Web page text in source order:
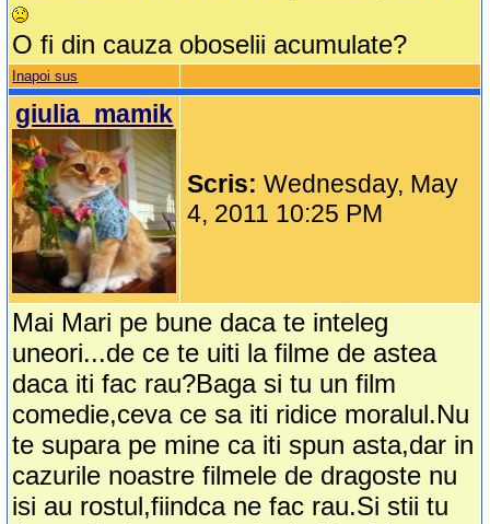
O fi din cauza oboselii acumulate?
Inapoi sus
giulia_mamik
Scris:Wednesday, May
4, 2011 10:25 PM
Mai Mari pe bune daca te inteleg
uneori...de ce te uiti la filme de astea
daca iti fac rau?Baga si tu un film
comedie,ceva ce sa iti ridice moralul.Nu
te supara pe mine ca iti spun asta,dar in
cazurile noastre filmele de dragoste nu
isi au rostul,fiindca ne fac rau.Si stii tu